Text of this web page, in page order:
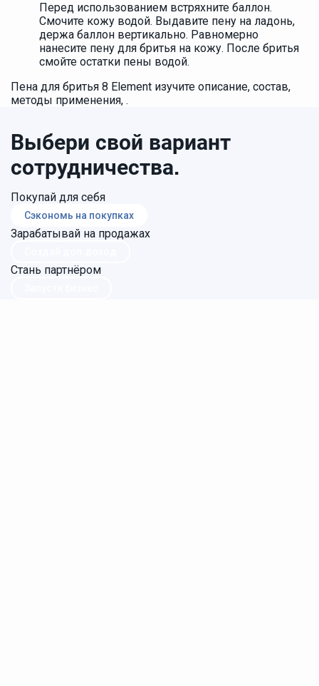
Перед использованием встряхните баллон.
Смочите кожу водой. Выдавите пену на ладонь,
держа баллон вертикально. Равномерно
нанесите пену для бритья на кожу. После бритья
смойте остатки пены водой.
Пена для бритья 8 Element изучите описание, состав,
методы применения, .
Выбери свой вариант
сотрудничества.
Покупай для себя
Сэкономь на покупках
Зарабатывай на продажах
Стань партнёром